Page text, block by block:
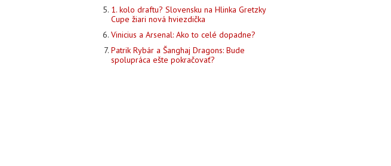
1. kolo draftu? Slovensku na Hlinka Gretzky
Cupe žiari nová hviezdička
Vinicius a Arsenal: Ako to celé dopadne?
Patrik Rybár a Šanghaj Dragons: Bude
spolupráca ešte pokračovať?